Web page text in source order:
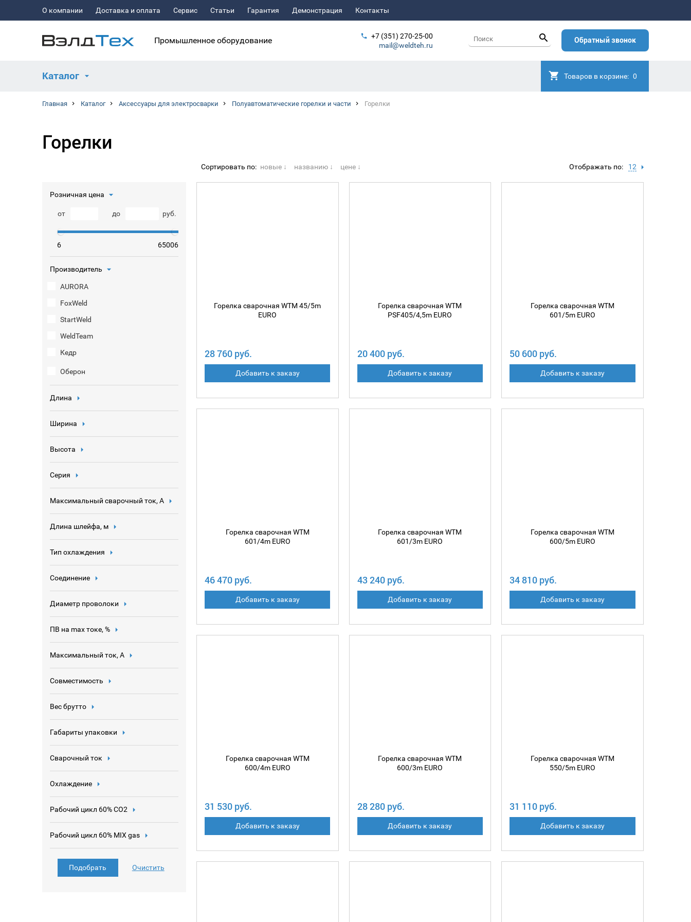
О компании Доставка и оплата Сервис Статьи Гарантия Демонстрация Контакты
Промышленное оборудование
+7 (351) 270-25-00
mail@weldteh.ru
Обратный звонок
Каталог Товаров в корзине: 0
Главная Каталог Аксессуары для электросварки Полуавтоматические горелки и части Горелки
Горелки
Сортировать по: новые ↓ названию ↓ цене ↓ Отображать по: 12
Розничная цена
от до руб.
6 65006
Производитель
AURORA
FoxWeld
StartWeld
WeldTeam
Кедр
Оберон
Длина
Ширина
Высота
Серия
Максимальный сварочный ток, А
Длина шлейфа, м
Тип охлаждения
Соединение
Диаметр проволоки
ПВ на max токе, %
Максимальный ток, А
Совместимость
Вес брутто
Габариты упаковки
Сварочный ток
Охлаждение
Рабочий цикл 60% CO2
Рабочий цикл 60% MIX gas
Горелка сварочная WTM 45/5m
EURO
28 760 руб.
Добавить к заказу
Горелка сварочная WTM
PSF405/4,5m EURO
20 400 руб.
Добавить к заказу
Горелка сварочная WTM
601/5m EURO
50 600 руб.
Добавить к заказу
Горелка сварочная WTM
601/4m EURO
46 470 руб.
Добавить к заказу
Горелка сварочная WTM
601/3m EURO
43 240 руб.
Добавить к заказу
Горелка сварочная WTM
600/5m EURO
34 810 руб.
Добавить к заказу
Горелка сварочная WTM
600/4m EURO
31 530 руб.
Добавить к заказу
Горелка сварочная WTM
600/3m EURO
28 280 руб.
Добавить к заказу
Горелка сварочная WTM
550/5m EURO
31 110 руб.
Добавить к заказу